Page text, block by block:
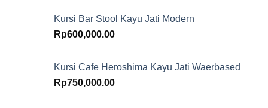
Kursi Bar Stool Kayu Jati Modern
Rp600,000.00
Kursi Cafe Heroshima Kayu Jati Waerbased
Rp750,000.00